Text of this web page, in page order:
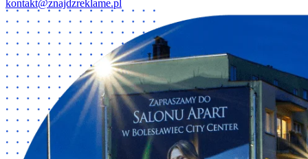
kontakt@znajdzreklame.pl